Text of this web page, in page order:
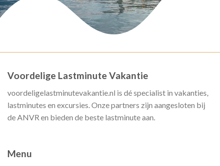
Voordelige Lastminute Vakantie
voordeligelastminutevakantie.nl is dé specialist in vakanties,
lastminutes en excursies. Onze partners zijn aangesloten bij
de ANVR en bieden de beste lastminute aan.
Menu